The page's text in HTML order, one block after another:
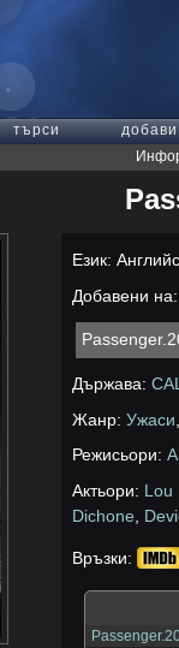
търси
добави
Език:
Добавени
Държава:
Жанр:Ужаси
Режисьори:
Актьори: Lou
Dichone
Връзки: